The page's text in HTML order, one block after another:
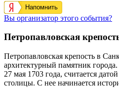
Напомнить
Вы организатор этого события?
Петропавловская
Петропавловская крепость в
архитектурный памятник
27 мая 1703 года, считается
столицы. С нее начинается